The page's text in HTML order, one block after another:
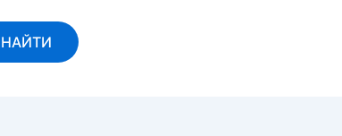
НАЙТИ